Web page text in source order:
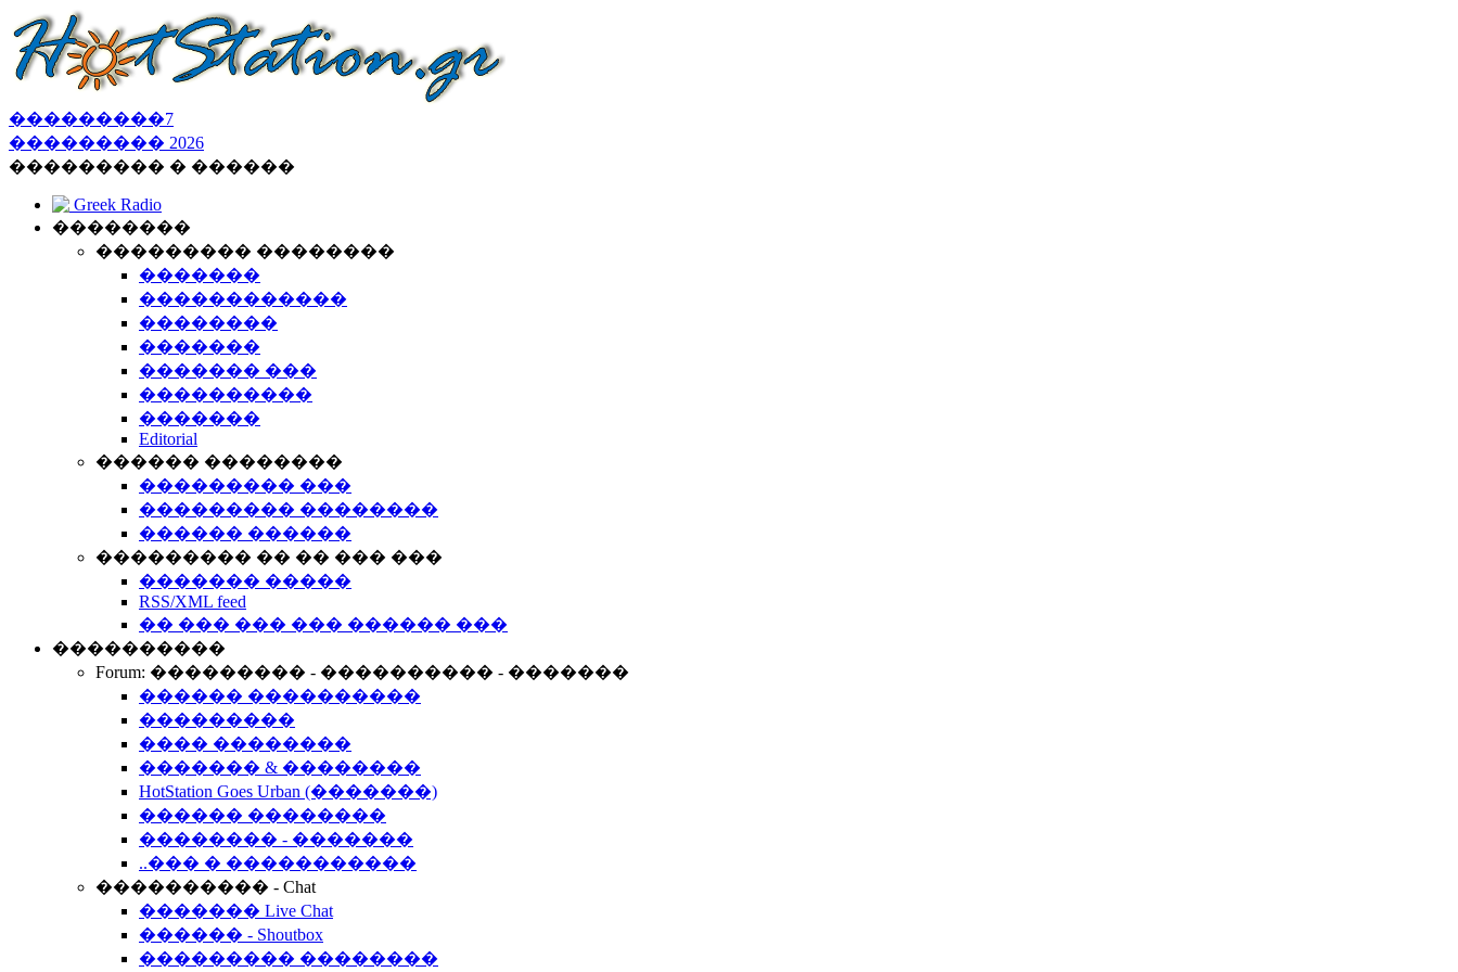
���������7
��������� 2026
��������� � ������
Greek Radio
��������
��������� ��������
�������
������������
��������
�������
������� ���
����������
�������
Editorial
������ ��������
��������� ���
��������� ��������
������ ������
��������� �� �� ��� ���
������� �����
RSS/XML feed
�� ��� ��� ��� ������ ���
����������
Forum: ��������� - ���������� - �������
������ ����������
���������
���� ��������
������� & ��������
HotStation Goes Urban (�������)
������ ��������
�������� - �������
..��� � �����������
���������� - Chat
������� Live Chat
������ - Shoutbox
��������� ��������